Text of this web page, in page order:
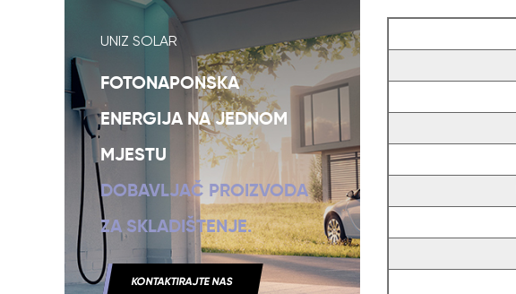
UNIZ SOLAR
FOTONAPONSKA
ENERGIJA NA JEDNOM
MJESTU
DOBAVLJAČ PROIZVODA
ZA SKLADIŠTENJE.
KONTAKTIRAJTE NAS